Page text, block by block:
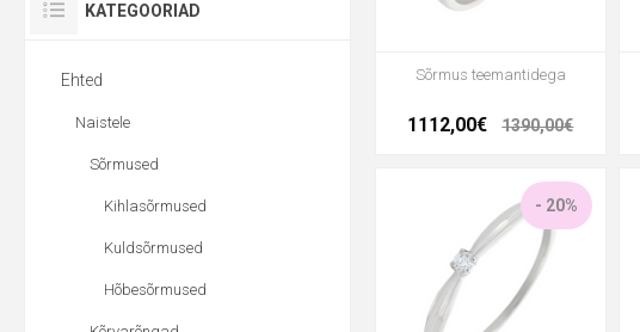
Sõrmus teemantidega
1112,00€ 1390,00€
- 20%
KATEGOORIAD
Ehted
Naistele
Sõrmused
Kihlasõrmused
Kuldsõrmused
Hõbesõrmused